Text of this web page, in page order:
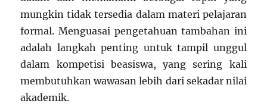
mungkin tidak tersedia dalam materi pelajaran
formal. Menguasai pengetahuan tambahan ini
adalah langkah penting untuk tampil unggul
dalam kompetisi beasiswa, yang sering kali
membutuhkan wawasan lebih dari sekadar nilai
akademik.